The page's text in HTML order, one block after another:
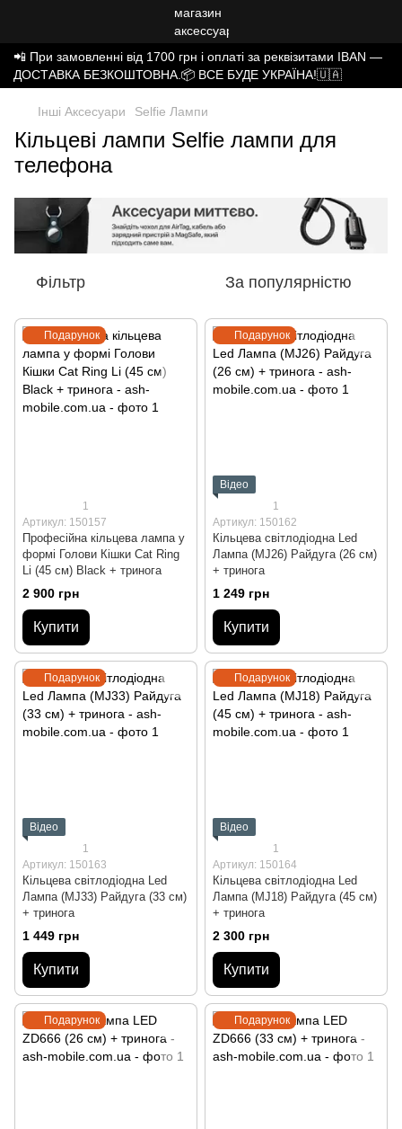
📲 При замовленні від 1700 грн і оплаті за реквізитами IBAN —
ДОСТАВКА БЕЗКОШТОВНА.📦 ВСЕ БУДЕ УКРАЇНА!🇺🇦
Інші Аксесуари Selfie Лампи
Кільцеві лампи Selfie лампи для
телефона
Фільтр За популярністю
Подарунок
1
Артикул: 150157
Професійна кільцева лампа у
формі Голови Кішки Cat Ring
Li (45 см) Black + тринога
2 900 грн
Купити
Подарунок
Відео
1
Артикул: 150162
Кільцева світлодіодна Led
Лампа (MJ26) Райдуга (26 см)
+ тринога
1 249 грн
Купити
Подарунок
Відео
1
Артикул: 150163
Кільцева світлодіодна Led
Лампа (MJ33) Райдуга (33 см)
+ тринога
1 449 грн
Купити
Подарунок
Відео
1
Артикул: 150164
Кільцева світлодіодна Led
Лампа (MJ18) Райдуга (45 см)
+ тринога
2 300 грн
Купити
Подарунок Подарунок